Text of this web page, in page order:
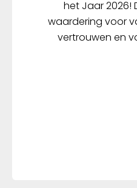
het Jaar 2026!
waardering voor
vertrouwen en